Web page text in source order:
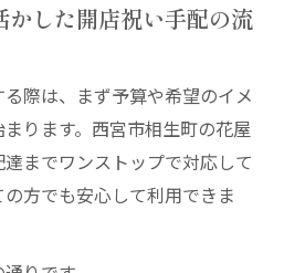
かした開店祝い手配の流
際は、まず予算や希望のイメ
ります。西宮市相生町の花屋
までワンストップで対応して
方でも安心して利用できま